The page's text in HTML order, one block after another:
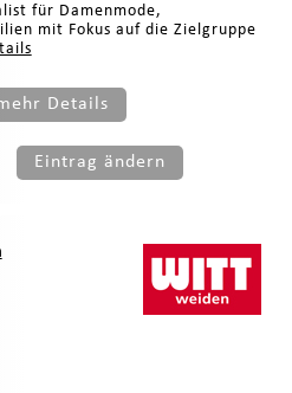
für Damenmode,
mit Fokus auf die Zielgruppe
Details
Eintrag ändern